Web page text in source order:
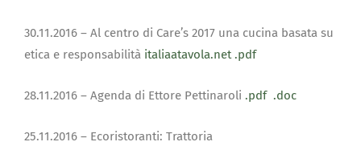
30.11.2016 – Al centro di Care’s 2017 una cucina basata su
etica e responsabilità italiaatavola.net .pdf
28.11.2016 – Agenda di Ettore Pettinaroli .pdf .doc
25.11.2016 – Ecoristoranti: Trattoria